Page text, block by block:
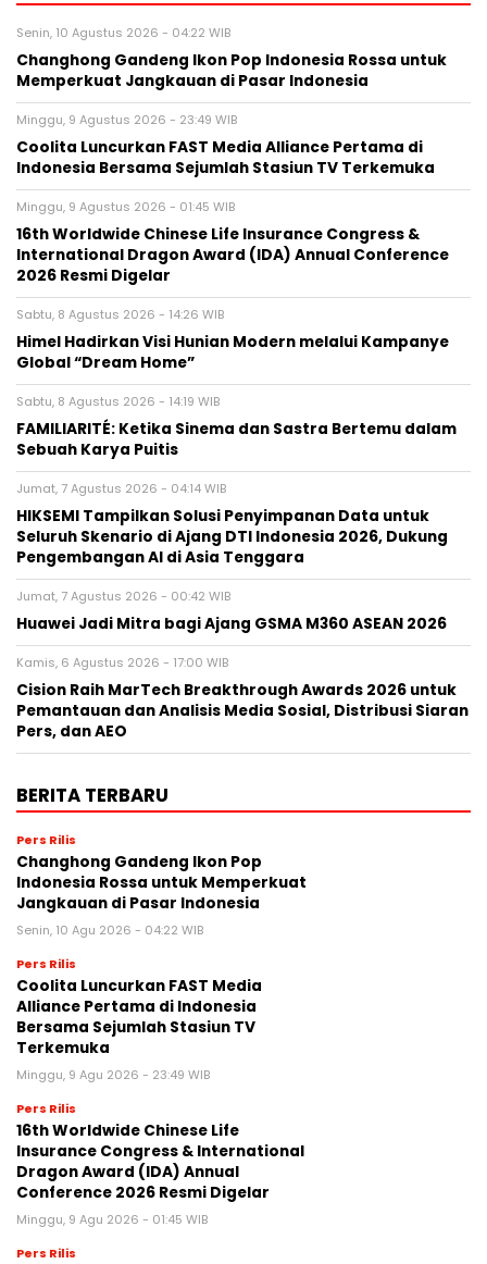
Senin, 10 Agustus 2026 - 04:22 WIB
Changhong Gandeng Ikon Pop Indonesia Rossa untuk
Memperkuat Jangkauan di Pasar Indonesia
Minggu, 9 Agustus 2026 - 23:49 WIB
Coolita Luncurkan FAST Media Alliance Pertama di
Indonesia Bersama Sejumlah Stasiun TV Terkemuka
Minggu, 9 Agustus 2026 - 01:45 WIB
16th Worldwide Chinese Life Insurance Congress &
International Dragon Award (IDA) Annual Conference
2026 Resmi Digelar
Sabtu, 8 Agustus 2026 - 14:26 WIB
Himel Hadirkan Visi Hunian Modern melalui Kampanye
Global “Dream Home”
Sabtu, 8 Agustus 2026 - 14:19 WIB
FAMILIARITÉ: Ketika Sinema dan Sastra Bertemu dalam
Sebuah Karya Puitis
Jumat, 7 Agustus 2026 - 04:14 WIB
HIKSEMI Tampilkan Solusi Penyimpanan Data untuk
Seluruh Skenario di Ajang DTI Indonesia 2026, Dukung
Pengembangan AI di Asia Tenggara
Jumat, 7 Agustus 2026 - 00:42 WIB
Huawei Jadi Mitra bagi Ajang GSMA M360 ASEAN 2026
Kamis, 6 Agustus 2026 - 17:00 WIB
Cision Raih MarTech Breakthrough Awards 2026 untuk
Pemantauan dan Analisis Media Sosial, Distribusi Siaran
Pers, dan AEO
BERITA TERBARU
Pers Rilis
Changhong Gandeng Ikon Pop
Indonesia Rossa untuk Memperkuat
Jangkauan di Pasar Indonesia
Senin, 10 Agu 2026 - 04:22 WIB
Pers Rilis
Coolita Luncurkan FAST Media
Alliance Pertama di Indonesia
Bersama Sejumlah Stasiun TV
Terkemuka
Minggu, 9 Agu 2026 - 23:49 WIB
Pers Rilis
16th Worldwide Chinese Life
Insurance Congress & International
Dragon Award (IDA) Annual
Conference 2026 Resmi Digelar
Minggu, 9 Agu 2026 - 01:45 WIB
Pers Rilis